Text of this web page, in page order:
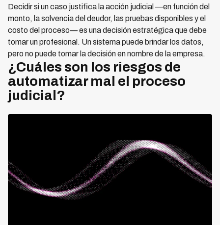
Decidir si un caso justifica la acción judicial —en función del
monto, la solvencia del deudor, las pruebas disponibles y el
costo del proceso— es una decisión estratégica que debe
tomar un profesional. Un sistema puede brindar los datos,
pero no puede tomar la decisión en nombre de la empresa.
¿Cuáles son los riesgos de
automatizar mal el proceso
judicial?